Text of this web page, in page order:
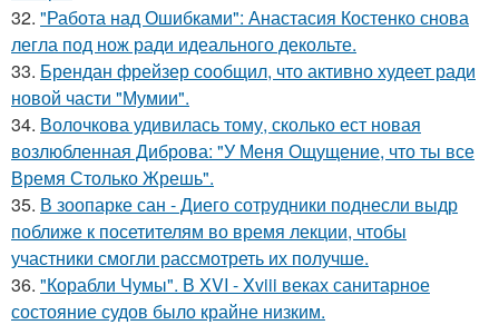
32. "Работа над Ошибками": Анастасия Костенко снова
легла под нож ради идеального декольте.
33. Брендан фрейзер сообщил, что активно худеет ради
новой части "Мумии".
34. Волочкова удивилась тому, сколько ест новая
возлюбленная Диброва: "У Меня Ощущение, что ты все
Время Столько Жрешь".
35. В зоопарке сан - Диего сотрудники поднесли выдр
поближе к посетителям во время лекции, чтобы
участники смогли рассмотреть их получше.
36. "Корабли Чумы". В XVI - Xviii веках санитарное
состояние судов было крайне низким.